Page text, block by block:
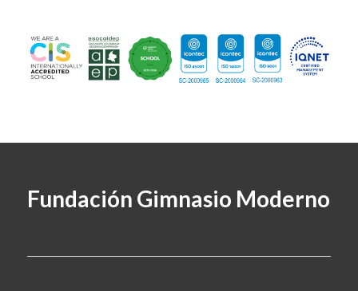
Fundación Gimnasio Moderno